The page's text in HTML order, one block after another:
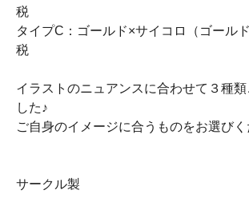
税
タイプC：ゴールド×サイコロ（ゴール
税
イラストのニュアンスに合わせて３種類
した♪
ご自身のイメージに合うものをお選び
サークル製